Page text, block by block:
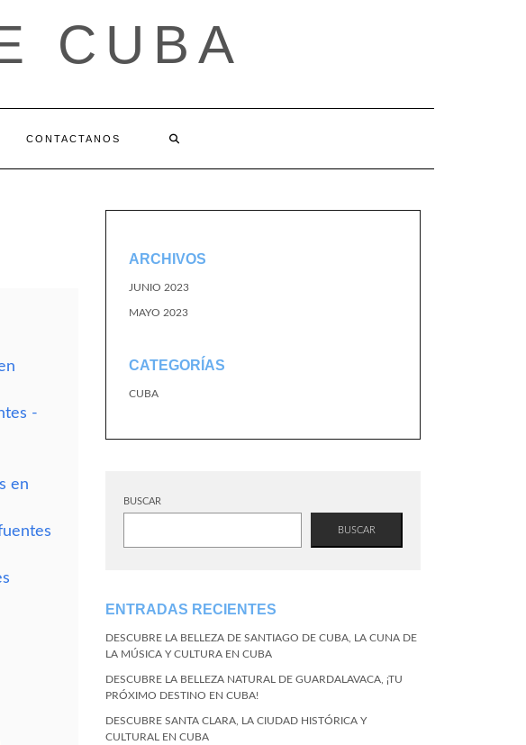
CUBA
CONTACTANOS
-
en
ARCHIVOS
JUNIO 2023
MAYO 2023
CATEGORÍAS
CUBA
BUSCAR
BUSCAR
ENTRADAS RECIENTES
DESCUBRE LA BELLEZA DE SANTIAGO DE CUBA, LA CUNA DE
LA MÚSICA Y CULTURA EN CUBA
DESCUBRE LA BELLEZA NATURAL DE GUARDALAVACA, ¡TU
PRÓXIMO DESTINO EN CUBA!
DESCUBRE SANTA CLARA, LA CIUDAD HISTÓRICA Y
CULTURAL EN CUBA